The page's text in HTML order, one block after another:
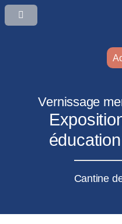
Vernissage
Cantine